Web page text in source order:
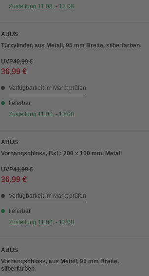
Zustellung 11.08. - 13.08.
ABUS
Türzylinder, aus Metall, 95 mm Breite, silberfarben
UVP40,99 €
36,99 €
Verfügbarkeit im Markt prüfen
lieferbar
Zustellung 11.08. - 13.08.
ABUS
Vorhangschloss, BxL: 200 x 100 mm, Metall
UVP41,99 €
36,99 €
Verfügbarkeit im Markt prüfen
lieferbar
Zustellung 11.08. - 13.08.
ABUS
Vorhangschloss, aus Metall, 95 mm Breite,
silberfarben